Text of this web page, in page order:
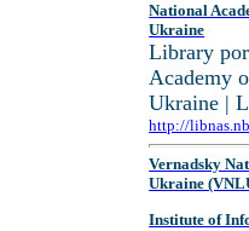
National
Ukraine
Library
Academy
Ukraine |
http://
Vernadsky
Ukraine
Institute of